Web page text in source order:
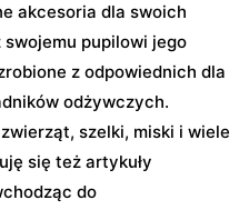
akcesoria dla swoich
swojemu pupilowi jego
z odpowiednich dla
odżywczych.
szelki, miski i wiele
się też artykuły
do